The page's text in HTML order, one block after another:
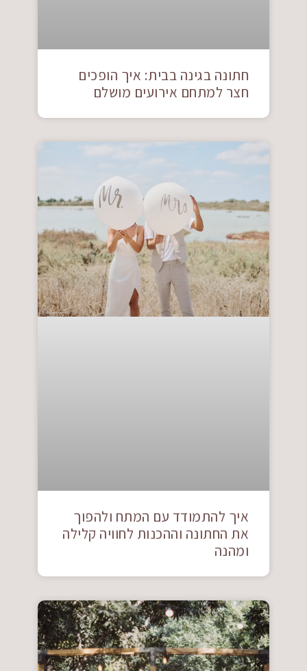
חתונה בגינה בבית: איך הופכים
חצר למתחם אירועים מושלם
איך להתמודד עם המתח ולהפוך
את החתונה וההכנות לחוויה קלילה
ומהנה